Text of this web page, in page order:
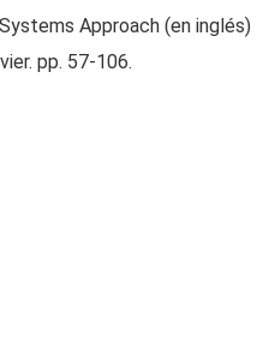
Approach (en inglés)
pp. 57-106.